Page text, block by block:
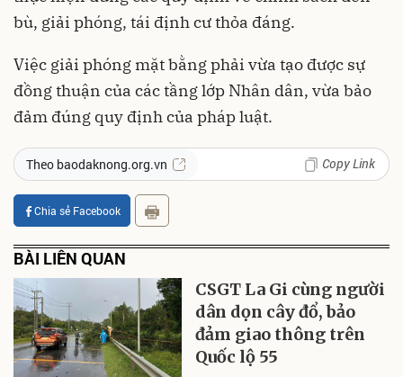
bù, giải phóng, tái định cư thỏa đáng.
Việc giải phóng mặt bằng phải vừa tạo được sự
đồng thuận của các tầng lớp Nhân dân, vừa bảo
đảm đúng quy định của pháp luật.
Theo baodaknong.org.vn Copy Link
Chia sẻ Facebook
BÀI LIÊN QUAN
CSGT La Gi cùng người
dân dọn cây đổ, bảo
đảm giao thông trên
Quốc lộ 55